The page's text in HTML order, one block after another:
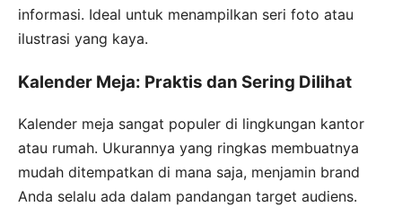
informasi. Ideal untuk menampilkan seri foto atau
ilustrasi yang kaya.
Kalender Meja: Praktis dan Sering Dilihat
Kalender meja sangat populer di lingkungan kantor
atau rumah. Ukurannya yang ringkas membuatnya
mudah ditempatkan di mana saja, menjamin brand
Anda selalu ada dalam pandangan target audiens.